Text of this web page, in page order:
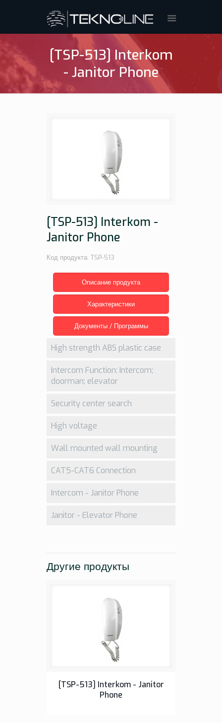
[TSP-513] Interkom
- Janitor Phone
[TSP-513] Interkom -
Janitor Phone
Код продукта: TSP-513
Описание продукта
Характеристики
Документы / Программы
High strength ABS plastic case
Intercom Function: Intercom;
doorman; elevator
Security center search
High voltage
Wall mounted wall mounting
CAT5-CAT6 Connection
Intercom - Janitor Phone
Janitor - Elevator Phone
Другие продукты
Monitor and Intercom Phones
[TSP-513] Interkom - Janitor
Phone